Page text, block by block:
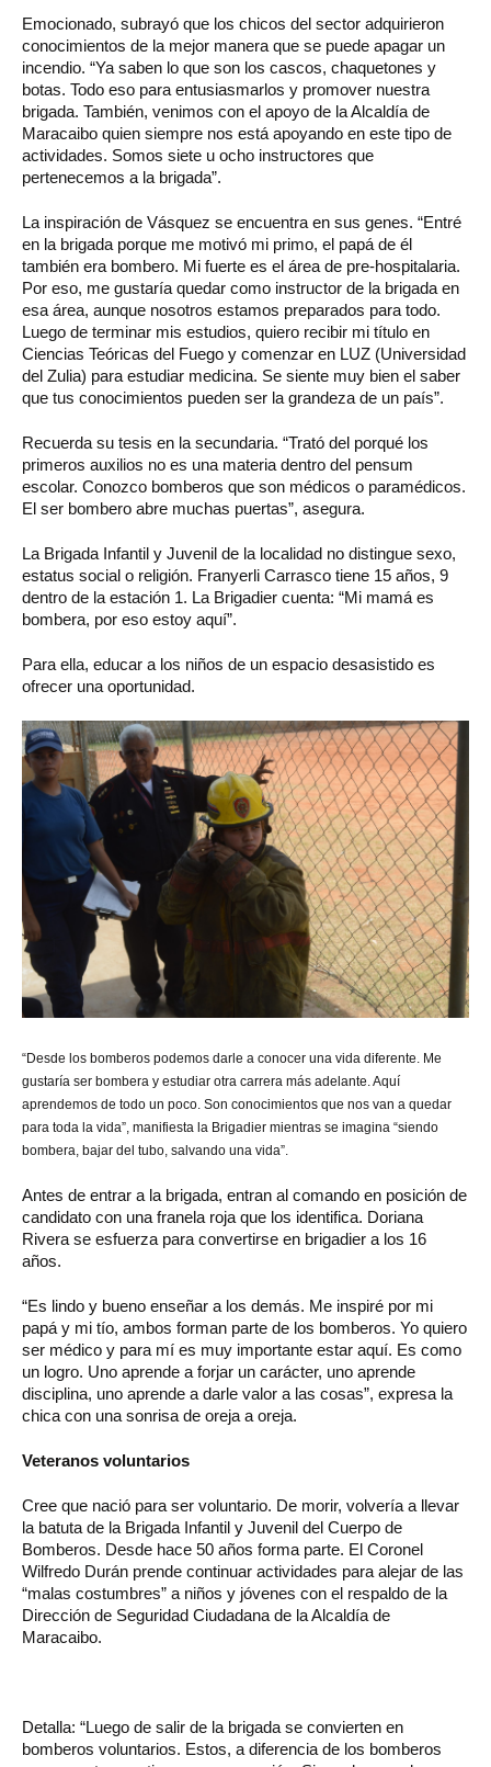
Emocionado, subrayó que los chicos del sector adquirieron
conocimientos de la mejor manera que se puede apagar un
incendio. “Ya saben lo que son los cascos, chaquetones y
botas. Todo eso para entusiasmarlos y promover nuestra
brigada. También, venimos con el apoyo de la Alcaldía de
Maracaibo quien siempre nos está apoyando en este tipo de
actividades. Somos siete u ocho instructores que
pertenecemos a la brigada”.
La inspiración de Vásquez se encuentra en sus genes. “Entré
en la brigada porque me motivó mi primo, el papá de él
también era bombero. Mi fuerte es el área de pre-hospitalaria.
Por eso, me gustaría quedar como instructor de la brigada en
esa área, aunque nosotros estamos preparados para todo.
Luego de terminar mis estudios, quiero recibir mi título en
Ciencias Teóricas del Fuego y comenzar en LUZ (Universidad
del Zulia) para estudiar medicina. Se siente muy bien el saber
que tus conocimientos pueden ser la grandeza de un país”.
Recuerda su tesis en la secundaria. “Trató del porqué los
primeros auxilios no es una materia dentro del pensum
escolar. Conozco bomberos que son médicos o paramédicos.
El ser bombero abre muchas puertas”, asegura.
La Brigada Infantil y Juvenil de la localidad no distingue sexo,
estatus social o religión. Franyerli Carrasco tiene 15 años, 9
dentro de la estación 1. La Brigadier cuenta: “Mi mamá es
bombera, por eso estoy aquí”.
Para ella, educar a los niños de un espacio desasistido es
ofrecer una oportunidad.
“Desde los bomberos podemos darle a conocer una vida diferente. Me
gustaría ser bombera y estudiar otra carrera más adelante. Aquí
aprendemos de todo un poco. Son conocimientos que nos van a quedar
para toda la vida”, manifiesta la Brigadier mientras se imagina “siendo
bombera, bajar del tubo, salvando una vida”.
Antes de entrar a la brigada, entran al comando en posición de
candidato con una franela roja que los identifica. Doriana
Rivera se esfuerza para convertirse en brigadier a los 16
años.
“Es lindo y bueno enseñar a los demás. Me inspiré por mi
papá y mi tío, ambos forman parte de los bomberos. Yo quiero
ser médico y para mí es muy importante estar aquí. Es como
un logro. Uno aprende a forjar un carácter, uno aprende
disciplina, uno aprende a darle valor a las cosas”, expresa la
chica con una sonrisa de oreja a oreja.
Veteranos voluntarios
Cree que nació para ser voluntario. De morir, volvería a llevar
la batuta de la Brigada Infantil y Juvenil del Cuerpo de
Bomberos. Desde hace 50 años forma parte. El Coronel
Wilfredo Durán prende continuar actividades para alejar de las
“malas costumbres” a niños y jóvenes con el respaldo de la
Dirección de Seguridad Ciudadana de la Alcaldía de
Maracaibo.
Detalla: “Luego de salir de la brigada se convierten en
bomberos voluntarios. Estos, a diferencia de los bomberos